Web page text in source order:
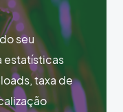
seu
estatísticas
taxa de